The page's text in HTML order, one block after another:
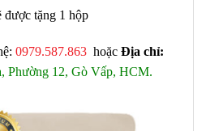
được tặng 1 hộp
0979.587.863 hoặc Địa chỉ:
Phường 12, Gò Vấp, HCM.